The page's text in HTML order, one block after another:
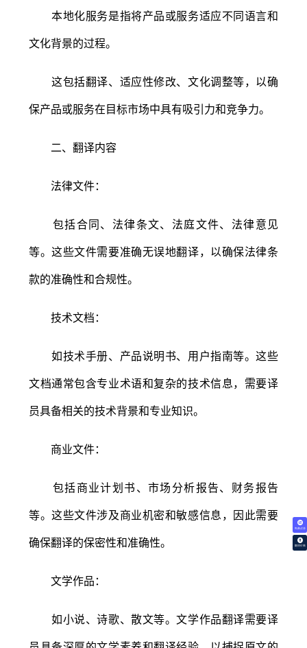
免费试译
翻译价格
本地化服务是指将产品或服务适应不同语言和
文化背景的过程。
这包括翻译、适应性修改、文化调整等，以确
保产品或服务在目标市场中具有吸引力和竞争力。
二、翻译内容
法律文件：
包括合同、法律条文、法庭文件、法律意见
等。这些文件需要准确无误地翻译，以确保法律条
款的准确性和合规性。
技术文档：
如技术手册、产品说明书、用户指南等。这些
文档通常包含专业术语和复杂的技术信息，需要译
员具备相关的技术背景和专业知识。
商业文件：
包括商业计划书、市场分析报告、财务报告
等。这些文件涉及商业机密和敏感信息，因此需要
确保翻译的保密性和准确性。
文学作品：
如小说、诗歌、散文等。文学作品翻译需要译